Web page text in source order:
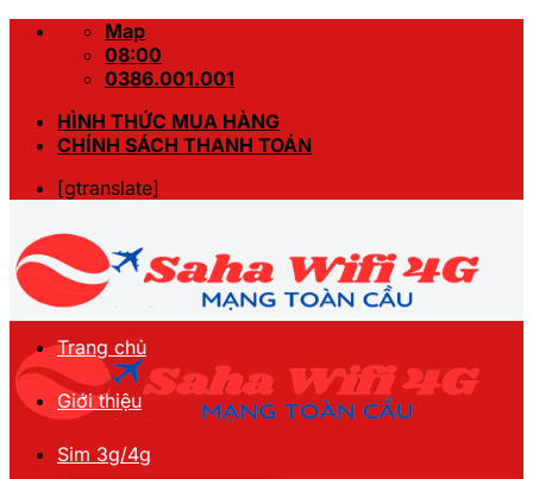
Skip
Map
08:00
0386.001.001
HÌNH THỨC MUA HÀNG
CHÍNH SÁCH THANH TOÁN
[gtranslate]
Trang chủ
Giới thiệu
Sim 3g/4g